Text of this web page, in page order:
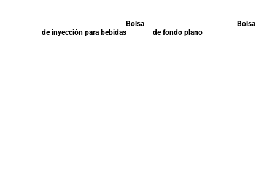
Bolsa
de inyección para bebidas
Bolsa
de fondo plano